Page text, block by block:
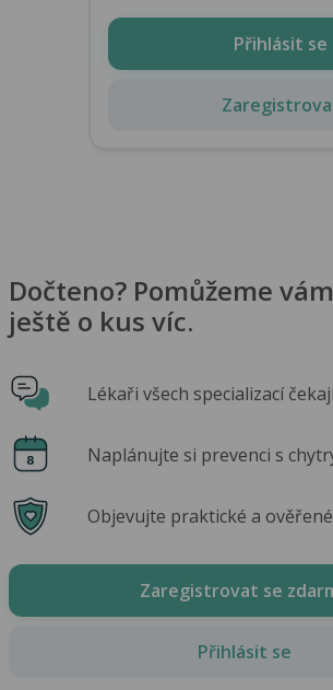
Přihlásit se
Dočteno? Pomůžeme vám
ještě o kus víc.
Lékaři všech specializací
Naplánujte si prevenci s
Objevujte praktické a
Zaregistrovat se
Přihlásit se